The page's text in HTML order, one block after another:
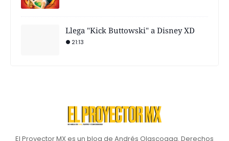
Llega "Kick Buttowski" a Disney XD
21:13
El Proyector MX es un blog de Andrés Olascoaga. Derechos